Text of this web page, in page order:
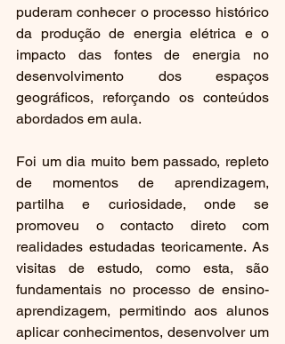
puderam conhecer o processo histórico
da produção de energia elétrica e o
impacto das fontes de energia no
desenvolvimento dos espaços
geográficos, reforçando os conteúdos
abordados em aula.
Foi um dia muito bem passado, repleto
de momentos de aprendizagem,
partilha e curiosidade, onde se
promoveu o contacto direto com
realidades estudadas teoricamente. As
visitas de estudo, como esta, são
fundamentais no processo de ensino-
aprendizagem, permitindo aos alunos
aplicar conhecimentos, desenvolver um